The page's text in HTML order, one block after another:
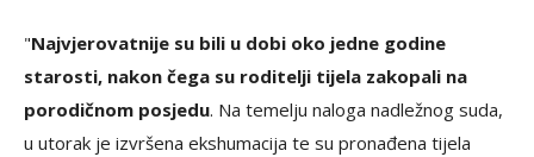
"Najvjerovatnije su bili u dobi oko jedne godine
starosti, nakon čega su roditelji tijela zakopali na
porodičnom posjedu. Na temelju naloga nadležnog suda,
u utorak je izvršena ekshumacija te su pronađena tijela